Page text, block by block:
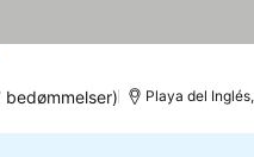
bedømmelser) Playa del